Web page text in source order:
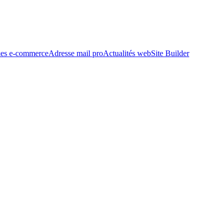
e-commerceAdresse mail proActualités webSite Builder